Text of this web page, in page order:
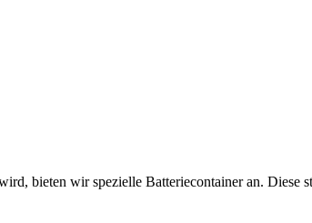
bieten wir spezielle Batteriecontainer an.